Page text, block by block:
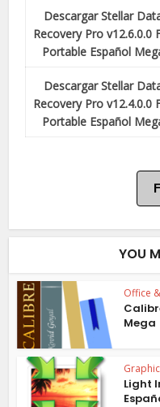
Descargar Stellar
Recovery Pro v12.6.0.0
Portable Español
Descargar Stellar
Recovery Pro v12.4.0.0
Portable Español
YOU
Office
Mega
Light